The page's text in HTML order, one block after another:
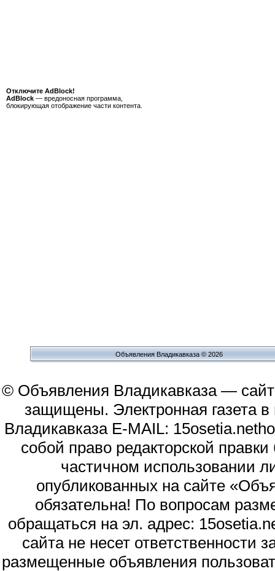
Отключите AdBlock!
AdBlock — вредоносная программа,
блокирующая отображение части контента.
Объявления Владикавказа © 2026
© Объявления Владикавказа —
защищены. Электронная газета
Владикавказа E-MAIL:
собой право редакторской
частичном использовании
опубликованных на сайте
обязательна! По вопросам
обращаться на эл. адрес:
сайта не несет
размещенные объявления